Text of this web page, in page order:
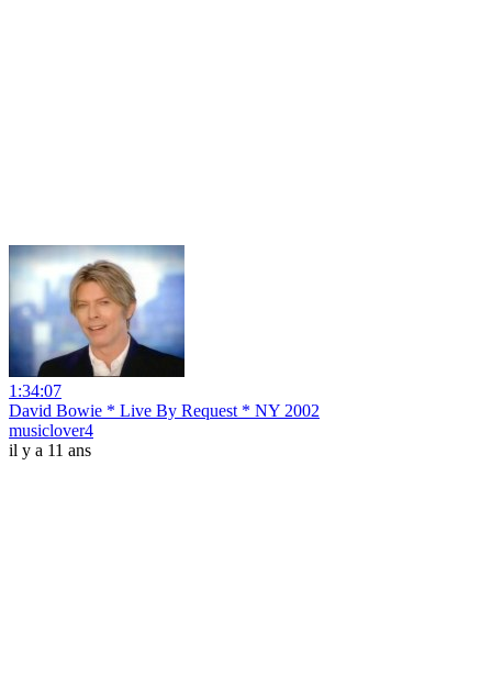
1:34:07
David Bowie * Live By Request * NY 2002
musiclover4
il y a 11 ans